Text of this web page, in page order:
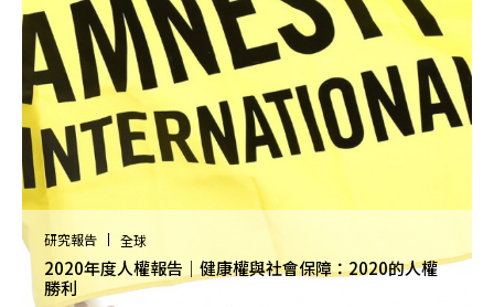
研究報告 全球
2020年度人權報告｜健康權與社會保障：2020的人權
勝利